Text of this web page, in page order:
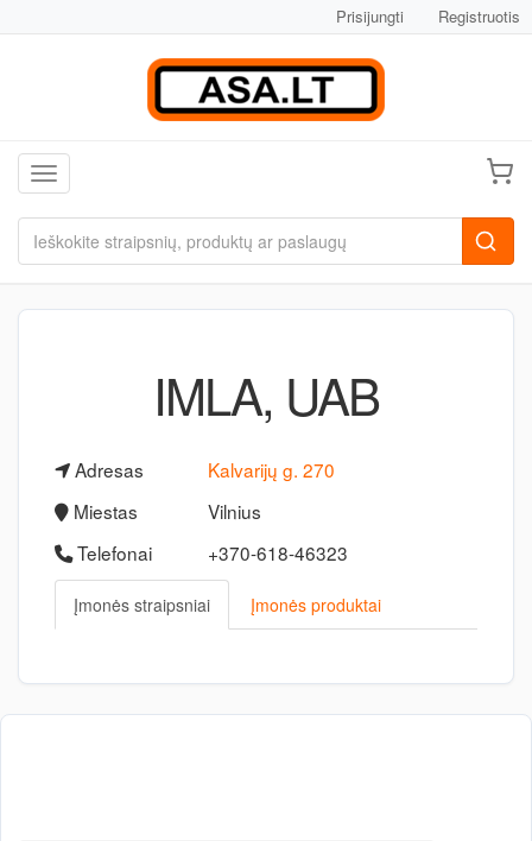
Prisijungti Registruotis
Toggle navigation
IMLA, UAB
Adresas
Kalvarijų g. 270
Miestas
Vilnius
Telefonai
+370-618-46323
Įmonės straipsniai Įmonės produktai